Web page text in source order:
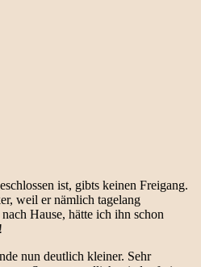
ist, gibts keinen Freigang.
weil er nämlich tagelang
Hause, hätte ich ihn schon
nun deutlich kleiner. Sehr